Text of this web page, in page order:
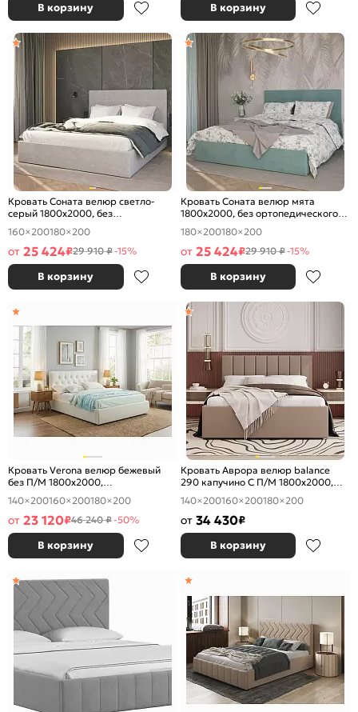
В корзину В корзину
Кровать Соната велюр светло-
серый 1800x2000, без
ортопедического основания,
изголовье мягкое
160×200180×200
от 25 424₽29 910 ₽-15%
В корзину
Кровать Соната велюр мята
1800x2000, без ортопедического
основания, изголовье мягкое
180×200180×200
от 25 424₽29 910 ₽-15%
В корзину
Кровать Verona велюр бежевый
без П/М 1800x2000,
ортопедическое основание,
изголовье мягкое
140×200160×200180×200
от 23 120₽46 240 ₽-50%
В корзину
Кровать Аврора велюр balance
290 капучино С П/М 1800x2000,
изголовье мягкое
140×200160×200180×200
от 34 430₽
В корзину